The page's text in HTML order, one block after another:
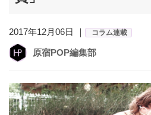
2017年12月06日 ｜ コラム連載
原宿POP編集部